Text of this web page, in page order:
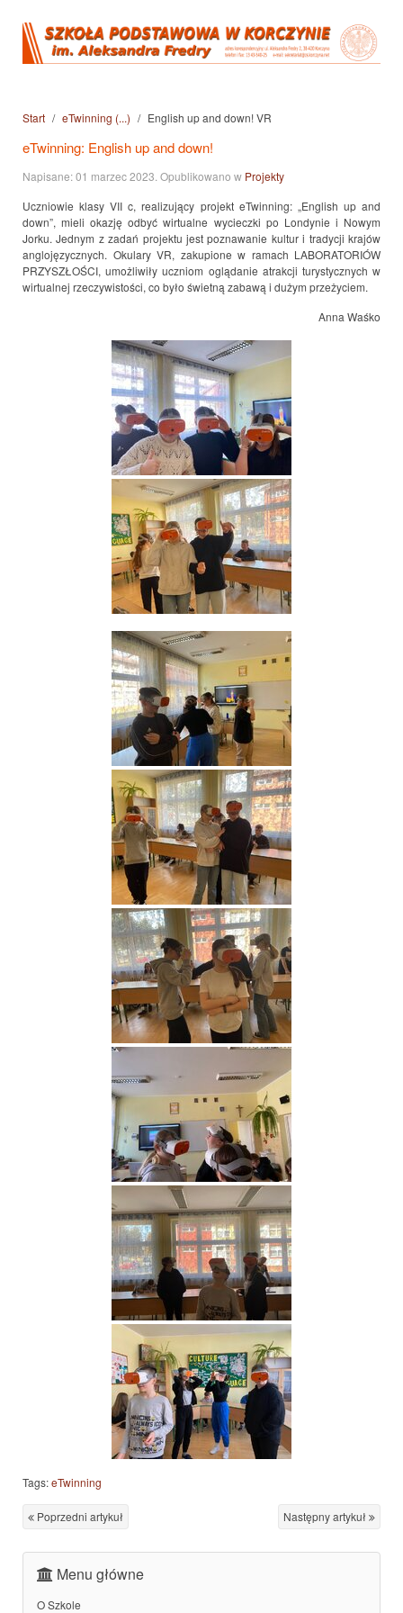
Start eTwinning (...) English up and down! VR
eTwinning: English up and down!
Napisane:01 marzec 2023 . Opublikowano w Projekty
Uczniowie klasy VII c, realizujący projekt eTwinning: „English up and
down”, mieli okazję odbyć wirtualne wycieczki po Londynie i Nowym
Jorku. Jednym z zadań projektu jest poznawanie kultur i tradycji krajów
anglojęzycznych. Okulary VR, zakupione w ramach LABORATORIÓW
PRZYSZŁOŚCI, umożliwiły uczniom oglądanie atrakcji turystycznych w
wirtualnej rzeczywistości, co było świetną zabawą i dużym przeżyciem.
Anna Waśko
Tags:eTwinning
Poprzedni artykuł Następny artykuł
Menu główne
O Szkole